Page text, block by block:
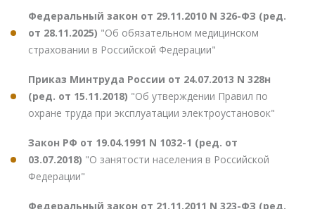
Федеральный закон от 29.11.2010 N 326-ФЗ (ред.
от 28.11.2025) "Об обязательном медицинском
страховании в Российской Федерации"
Приказ Минтруда России от 24.07.2013 N 328н
(ред. от 15.11.2018) "Об утверждении Правил по
охране труда при эксплуатации электроустановок"
Закон РФ от 19.04.1991 N 1032-1 (ред. от
03.07.2018) "О занятости населения в Российской
Федерации"
Федеральный закон от 21.11.2011 N 323-ФЗ (ред.